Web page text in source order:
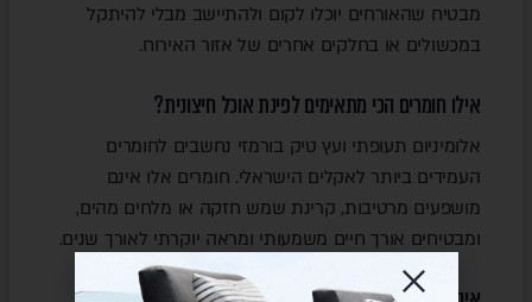
מבטיח שהאורחים יוכלו לקום ולהתיישב מבלי להיתקל
במכשולים או בחלקים אחרים של אזור האירוח.
אילו חומרים הכי מתאימים לפינת אוכל חיצונית?
אלומיניום תעופתי ועץ טיק בורמזי נחשבים לחומרים
העמידים ביותר לאקלים הישראלי. חומרים אלו אינם
מושפעים מרטיבות, קרינת שמש חזקה או מלחים מהים,
ומבטיחים אורך חיים משמעותי ומראה יוקרתי לאורך שנים.